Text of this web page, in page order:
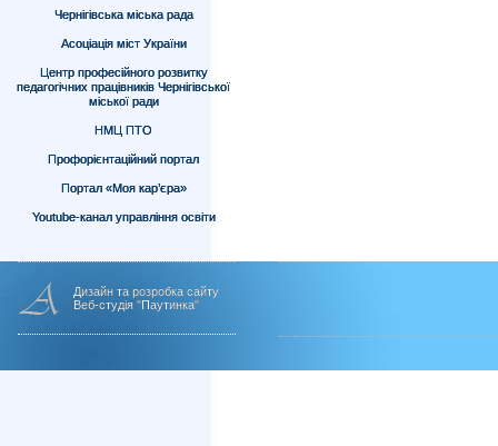
Чернігівська міська рада
Асоціація міст України
Центр професійного розвитку
педагогічних працівників Чернігівської
міської ради
НМЦ ПТО
Профорієнтаційний портал
Портал «Моя кар’єра»
Youtube-канал управління освіти
Дизайн та розробка сайту
Веб-студія "Паутинка"